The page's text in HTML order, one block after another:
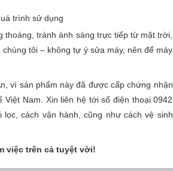
trình sử dụng
tránh ánh sáng trực tiếp từ mặt trời,
tôi – không tự ý sửa máy, nên để máy
vì sản phẩm này đã được cấp chứng nhận
Nam. Xin liên hệ tới số điện thoại 0942
cách vận hành, cũng như cách vệ sinh
việc trên cả tuyệt vời!